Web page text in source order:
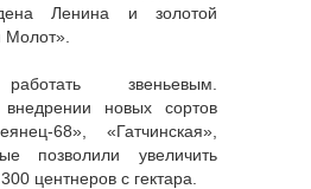
Ленина и золотой
звеньевым.
новых сортов
68», «Гатчинская»,
позволили увеличить
центнеров с гектара.